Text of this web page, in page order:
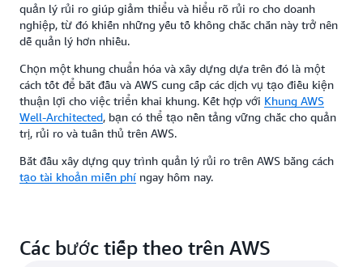
quản lý rủi ro giúp giảm thiểu và hiểu rõ rủi ro cho doanh
nghiệp, từ đó khiến những yếu tố không chắc chắn này trở nên
dễ quản lý hơn nhiều.
Chọn một khung chuẩn hóa và xây dựng dựa trên đó là một
cách tốt để bắt đầu và AWS cung cấp các dịch vụ tạo điều kiện
thuận lợi cho việc triển khai khung. Kết hợp với Khung AWS
Well-Architected, bạn có thể tạo nền tảng vững chắc cho quản
trị, rủi ro và tuân thủ trên AWS.
Bắt đầu xây dựng quy trình quản lý rủi ro trên AWS bằng cách
tạo tài khoản miễn phí ngay hôm nay.
Các bước tiếp theo trên AWS